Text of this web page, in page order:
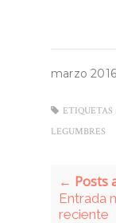
marzo 2016
ETIQUETAS :
LEGUMBRES
← Posts
Entrada
reciente